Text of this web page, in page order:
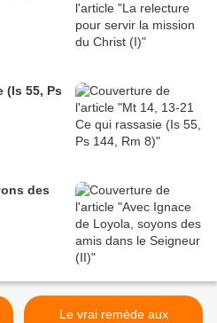
(Is 55, Ps
des
Le vrai remède aux